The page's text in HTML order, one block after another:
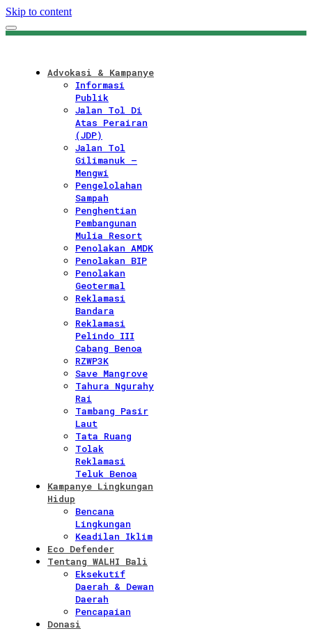
Skip to content
Advokasi & Kampanye
Informasi
Publik
Jalan Tol Di
Atas Perairan
(JDP)
Jalan Tol
Gilimanuk –
Mengwi
Pengelolahan
Sampah
Penghentian
Pembangunan
Mulia Resort
Penolakan AMDK
Penolakan BIP
Penolakan
Geotermal
Reklamasi
Bandara
Reklamasi
Pelindo III
Cabang Benoa
RZWP3K
Save Mangrove
Tahura Ngurahy
Rai
Tambang Pasir
Laut
Tata Ruang
Tolak
Reklamasi
Teluk Benoa
Kampanye Lingkungan
Hidup
Bencana
Lingkungan
Keadilan Iklim
Eco Defender
Tentang WALHI Bali
Eksekutif
Daerah & Dewan
Daerah
Pencapaian
Donasi